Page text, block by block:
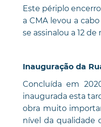
Este périplo
a CMA levou a
se assinalou a 12 de
Inauguração da
Concluída em
inaugurada esta
obra muito
nível da qualidade